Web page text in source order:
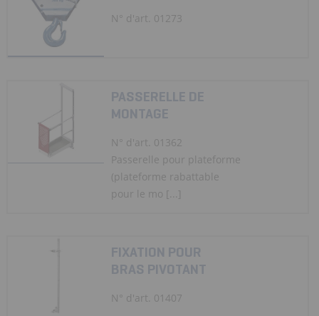
N° d'art. 01273
PASSERELLE DE
MONTAGE
N° d'art. 01362
Passerelle pour plateforme
(plateforme rabattable
pour le mo [...]
FIXATION POUR
BRAS PIVOTANT
N° d'art. 01407